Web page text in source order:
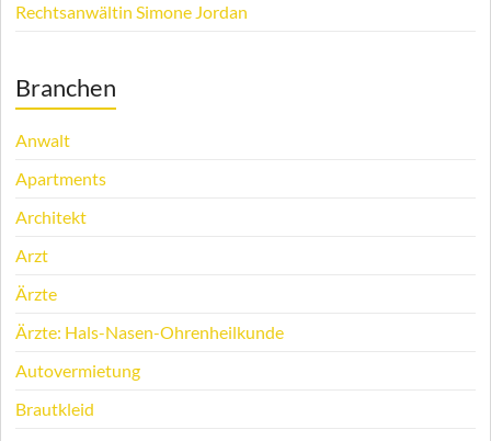
Rechtsanwältin Simone Jordan
Branchen
Anwalt
Apartments
Architekt
Arzt
Ärzte
Ärzte: Hals-Nasen-Ohrenheilkunde
Autovermietung
Brautkleid